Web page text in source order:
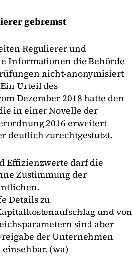
gebremst
Regulierer und
Informationen die Behörde
nicht-anonymisiert
Urteil des
Dezember 2018 hatte den
in einer Novelle der
2016 erweitert
deutlich zurechtgestutzt.
Effizienzwerte darf die
Zustimmung der
Details zu
und von
sind aber
der Unternehmen
(wa)